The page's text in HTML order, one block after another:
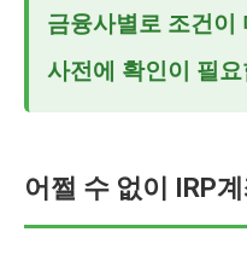
금융사별로 조건이
사전에 확인이 필요
어쩔 수 없이 IRP